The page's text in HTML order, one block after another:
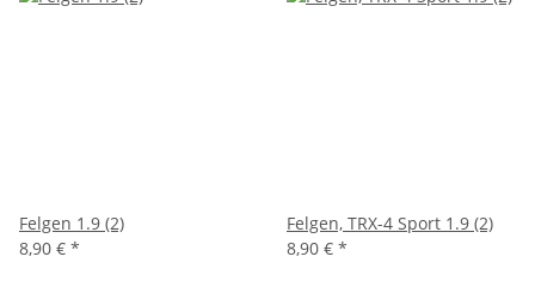
Felgen 1.9 (2)
8,90 € *
Felgen, TRX-4 Sport 1.9 (2)
8,90 € *